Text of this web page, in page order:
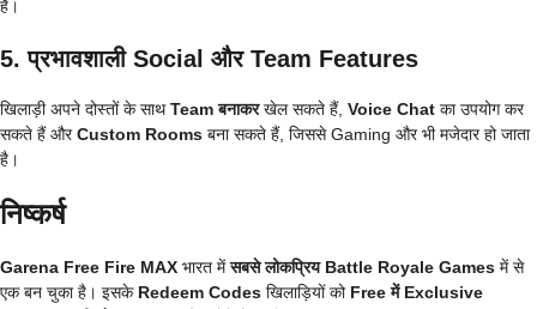
है।
5. प्रभावशाली Social और Team Features
खिलाड़ी अपने दोस्तों के साथTeam बनाकरखेल सकते हैं, Voice Chat का उपयोग कर
सकते हैं औरCustom Rooms बना सकते हैं, जिससे Gaming और भी मजेदार हो जाता
है।
निष्कर्ष
Garena Free Fire MAX भारत मेंसबसे लोकप्रिय Battle Royale Games में से
एक बन चुका है। इसके Redeem Codes खिलाड़ियों को Free में Exclusive